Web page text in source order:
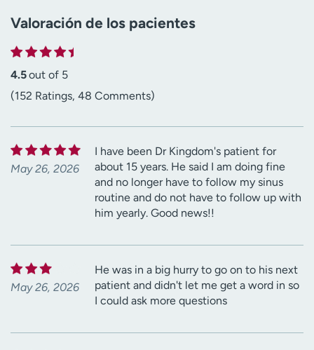
Valoración de los pacientes
4.5out of 5
(152 Ratings, 48 Comments)
May 26, 2026
I have been Dr Kingdom's patient for
about 15 years. He said I am doing fine
and no longer have to follow my sinus
routine and do not have to follow up with
him yearly. Good news!!
May 26, 2026
He was in a big hurry to go on to his next
patient and didn't let me get a word in so
I could ask more questions